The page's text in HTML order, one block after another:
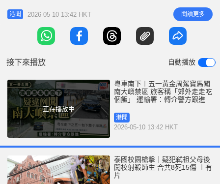
一家人在假期遊港的相片。 事主承認闖南大嶼：想
着郊野走走吃個飯嘛 不過有網民發現其「打卡」位
置位於大嶼山南部禁區，在帖文留言區提問「粵車開
進南大嶼山？」，事主回覆，稱「這不港珠澳下來就
港聞 2026-05-10 13:42 HKT 閱讀更多
接下來播放 自動播放
正在播放中
粵車南下︱五一黃金周駕寶馬闖
南大嶼禁區 旅客稱「郊外走走吃
個飯」 運輸署：轉介警方跟進
港聞
2026-05-10 13:42 HKT
泰國校園槍擊｜疑犯弒祖父母後
闖校射殺師生 合共8死15傷 ︱有
片